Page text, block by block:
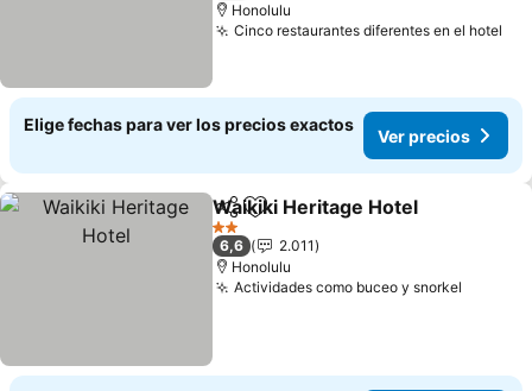
Honolulu
Cinco restaurantes diferentes en el hotel
Elige fechas para ver los precios exactos
Ver precios
CompartirAgregar a favoritos
Waikiki Heritage Hotel
2 Estrellas
6,6
2.011
Honolulu
Actividades como buceo y snorkel